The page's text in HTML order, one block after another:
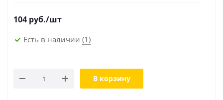
104 руб./шт
Есть в наличии (1)
В корзину